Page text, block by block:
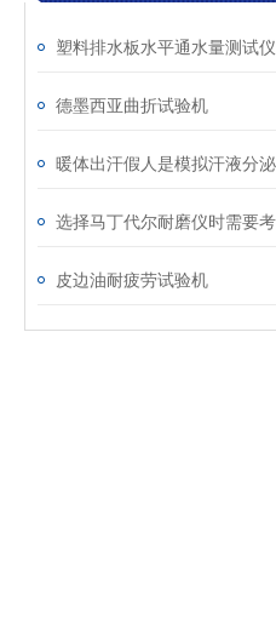
塑料排水板水平通水量测试仪
德墨西亚曲折试验机
皮边油耐疲劳试验机